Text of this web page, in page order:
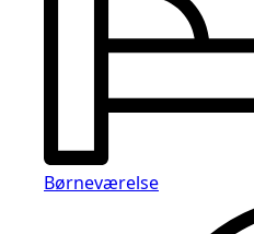
Børneværelse